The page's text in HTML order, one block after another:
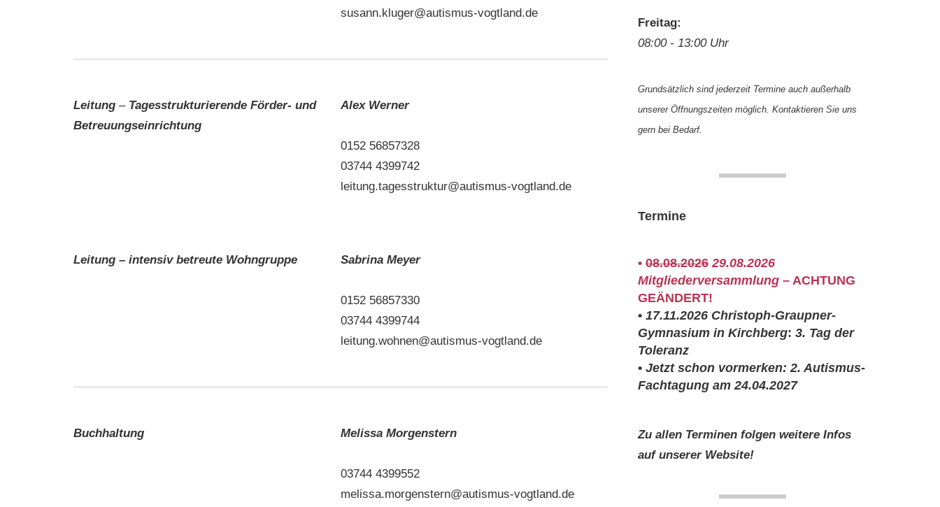
susann.kluger@autismus-vogtland.de
Leitung– Tagesstrukturierende Förder- und
Betreuungseinrichtung
Alex Werner
0152 56857328
03744 4399742
leitung.tagesstruktur@autismus-vogtland.de
Leitung – intensiv betreute Wohngruppe Sabrina Meyer
0152 56857330
03744 4399744
leitung.wohnen@autismus-vogtland.de
Buchhaltung Melissa Morgenstern
03744 4399552
melissa.morgenstern@autismus-vogtland.de
Freitag:
08:00 - 13:00 Uhr
Grundsätzlich sind jederzeit Termine auch außerhalb
unserer Öffnungszeiten möglich. Kontaktieren Sie uns
gern bei Bedarf.
Termine
•08.08.2026 29.08.2026
Mitgliederversammlung– ACHTUNG
GEÄNDERT!
• 17.11.2026Christoph-Graupner-
Gymnasium in Kirchberg: 3. Tag der
Toleranz
• Jetzt schon vormerken: 2. Autismus-
Fachtagung am24.04.2027
Zu allen Terminen folgen weitere Infos
auf unserer Website!